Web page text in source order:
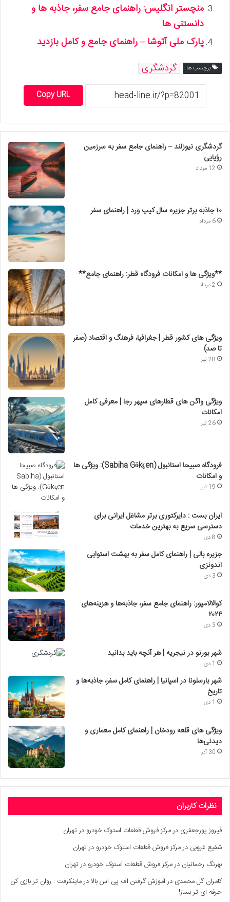
منچستر انگلیس: راهنمای جامع سفر، جاذبه ها و
دانستنی ها
پارک ملی آتوشا – راهنمای جامع و کامل بازدید
برچسب ها گردشگری
Copy URL
گردشگری نیوزلند – راهنمای جامع سفر به سرزمین
رؤیایی
12 مرداد
۱۰ جاذبه برتر جزیره سال کیپ ورد | راهنمای سفر
6 مرداد
**ویژگی ها و امکانات فرودگاه قطر: راهنمای جامع**
2 مرداد
ویژگی های کشور قطر | جغرافیا، فرهنگ و اقتصاد (صفر
تا صد)
28 تیر
ویژگی واگن های قطارهای سپهر رجا | معرفی کامل
امکانات
26 تیر
فرودگاه صبیحا استانبول (Sabiha Gökçen): ویژگی ها
و امکانات
19 تیر
ایران بست : دایرکتوری برتر مشاغل ایرانی برای
دسترسی سریع به بهترین خدمات
8 دی
جزیره بالی | راهنمای کامل سفر به بهشت استوایی
اندونزی
3 دی
کوالالامپور: راهنمای جامع سفر، جاذبه‌ها و هزینه‌های
۲۰۲۴
3 دی
شهر بورنو در نیجریه | هر آنچه باید بدانید
1 دی
شهر بارسلونا در اسپانیا | راهنمای کامل سفر، جاذبه‌ها و
تاریخ
1 دی
ویژگی های قلعه رودخان | راهنمای کامل معماری و
دیدنی‌ها
30 آذر
نظرات کاربران
فیروز پورجعفری درمرکز فروش قطعات استوک خودرو در تهران
شفیع غروبی درمرکز فروش قطعات استوک خودرو در تهران
بهرنگ رحمانیان درمرکز فروش قطعات استوک خودرو در تهران
کامران گل محمدی درآموزش گرفتن اف پی اس بالا در ماینکرفت : روان تر بازی کن
حرفه ای تر بساز!